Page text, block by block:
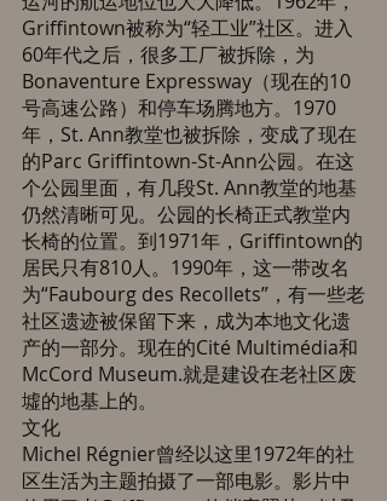
Griffintown被称为“轻工业”社区。进入
60年代之后，很多工厂被拆除，为
Bonaventure Expressway（现在的10
号高速公路）和停车场腾地方。1970
年，St. Ann教堂也被拆除，变成了现在
的Parc Griffintown-St-Ann公园。在这
个公园里面，有几段St. Ann教堂的地基
仍然清晰可见。公园的长椅正式教堂内
长椅的位置。到1971年，Griffintown的
居民只有810人。1990年，这一带改名
为“Faubourg des Recollets”，有一些老
社区遗迹被保留下来，成为本地文化遗
产的一部分。现在的Cité Multimédia和
McCord Museum.就是建设在老社区废
墟的地基上的。
文化
Michel Régnier曾经以这里1972年的社
区生活为主题拍摄了一部电影。影片中